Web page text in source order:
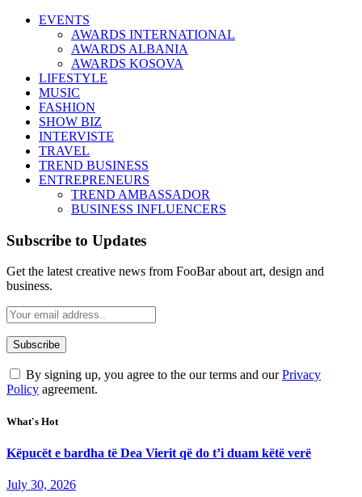
EVENTS
AWARDS INTERNATIONAL
AWARDS ALBANIA
AWARDS KOSOVA
LIFESTYLE
MUSIC
FASHION
SHOW BIZ
INTERVISTE
TRAVEL
TREND BUSINESS
ENTREPRENEURS
TREND AMBASSADOR
BUSINESS INFLUENCERS
Subscribe to Updates
Get the latest creative news from FooBar about art, design and
business.
By signing up, you agree to the our terms and ourPrivacy
Policy agreement.
What's Hot
Këpucët e bardha të Dea Vierit që do t’i duam këtë verë
July 30, 2026